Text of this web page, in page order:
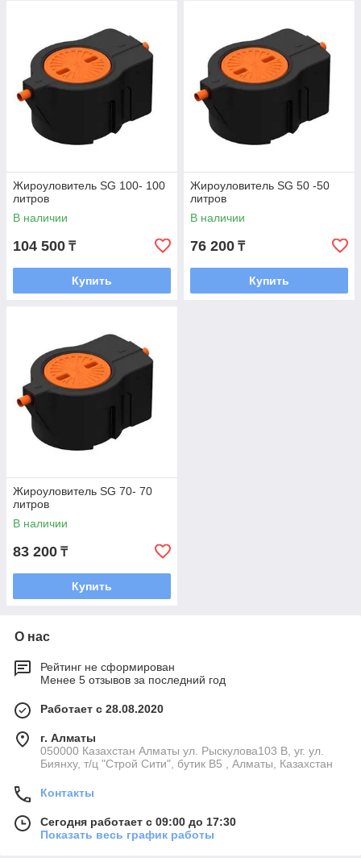
Жироуловитель SG 100- 100
литров
В наличии
104 500 ₸
Купить
Жироуловитель SG 50 -50
литров
В наличии
76 200 ₸
Купить
Жироуловитель SG 70- 70
литров
В наличии
83 200 ₸
Купить
О нас
Рейтинг не сформирован
Менее 5 отзывов за последний год
Работает с 28.08.2020
г. Алматы
050000 Казахстан Алматы ул. Рыскулова103 В, уг. ул.
Биянху, т/ц "Строй Сити", бутик В5 , Алматы, Казахстан
Контакты
Сегодня работает с 09:00 до 17:30
Показать весь график работы